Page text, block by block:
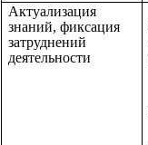
Актуализация
знаний, фиксация
затруднений
деятельности